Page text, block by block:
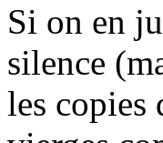
Si on en
silence
les copies